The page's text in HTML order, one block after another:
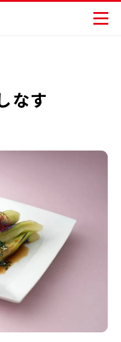
品
なす
×
副菜・その他
ピザ・パン類
プ・汁物